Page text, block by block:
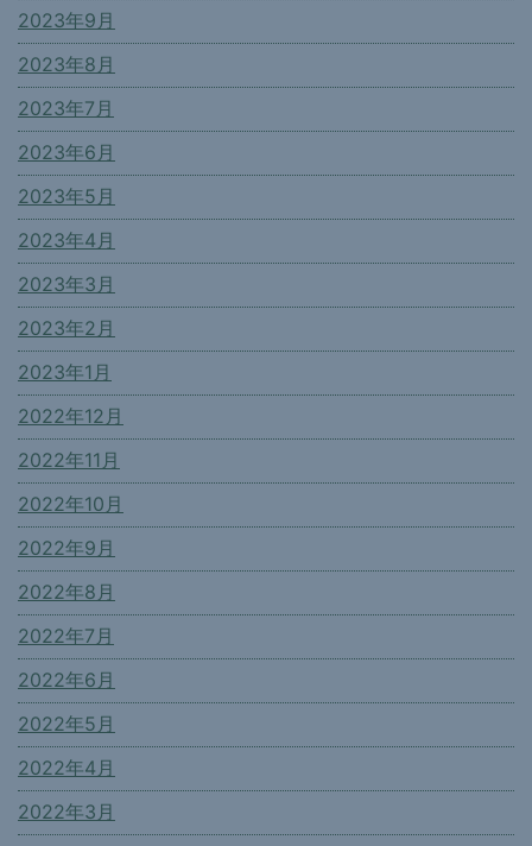
2023年9月
2023年8月
2023年7月
2023年6月
2023年5月
2023年4月
2023年3月
2023年2月
2023年1月
2022年12月
2022年11月
2022年10月
2022年9月
2022年8月
2022年7月
2022年6月
2022年5月
2022年4月
2022年3月